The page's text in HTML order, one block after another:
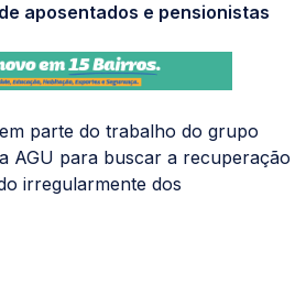
aposentados e pensionistas
parte do trabalho do grupo
AGU para buscar a recuperação
irregularmente dos